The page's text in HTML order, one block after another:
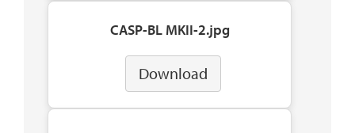
CASP-BL MKII-2.jpg
Download